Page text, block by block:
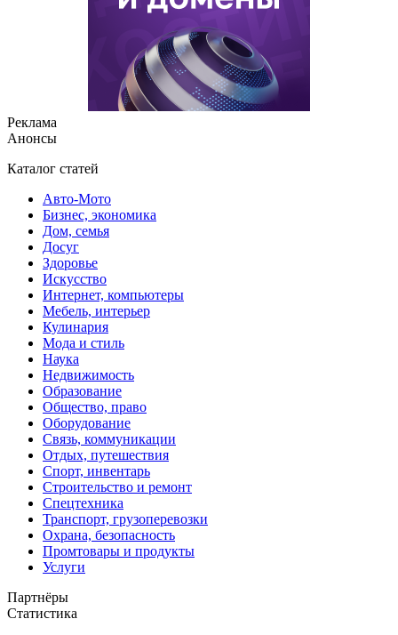
Реклама
Анонсы
Каталог статей
Авто-Мото
Бизнес, экономика
Дом, семья
Досуг
Здоровье
Искусство
Интернет, компьютеры
Мебель, интерьер
Кулинария
Мода и стиль
Наука
Недвижимость
Образование
Общество, право
Оборудование
Связь, коммуникации
Отдых, путешествия
Спорт, инвентарь
Строительство и ремонт
Спецтехника
Транспорт, грузоперевозки
Охрана, безопасность
Промтовары и продукты
Услуги
Партнёры
Статистика